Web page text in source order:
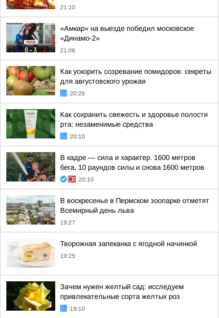
21:10
«Амкар» на выезде победил московское
«Динамо-2»
21:06
Как ускорить созревание помидоров: секреты
для августовского урожая
20:26
Как сохранить свежесть и здоровье полости
рта: незаменимые средства
20:10
В кадре — сила и характер. 1600 метров
бега, 10 раундов силы и снова 1600 метров
20:10
В воскресенье в Пермском зоопарке отметят
Всемирный день льва
19:27
Творожная запеканка с ягодной начинкой
19:25
Зачем нужен желтый сад: исследуем
привлекательные сорта желтых роз
19:10